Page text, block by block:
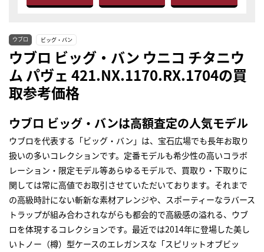
ウブロ ビッグ・バン
ウブロ ビッグ・バン ウニコ チタニウ
ム パヴェ 421.NX.1170.RX.1704の買
取参考価格
ウブロ ビッグ・バンは高額査定の人気モデル
ウブロを代表する「ビッグ・バン」は、宝石広場でも長年お取り
扱いの多いコレクションです。定番モデルも希少性の高いコラボ
レーション・限定モデル等あらゆるモデルで、買取り・下取りに
関しては常に高値でお取引させていただいております。それまで
の高級時計にない斬新な素材アレンジや、スポーティーなラバース
トラップが組み合わされながらも都会的で高級感の溢れる、ウブ
ロを体現するコレクションです。最近では2014年に登場した美し
いトノー（樽）型ケースのエレガンスな「スピリットオブビッ